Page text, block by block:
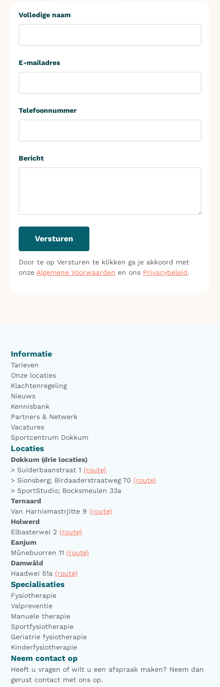
Volledige naam
E-mailadres
Telefoonnummer
Bericht
Door te op Versturen te klikken ga je akkoord met
onze Algemene Voorwaarden en ons Privacybeleid.
Informatie
Tarieven
Onze locaties
Klachtenregeling
Nieuws
Kennisbank
Partners & Netwerk
Vacatures
Sportcentrum Dokkum
Locaties
Dokkum (drie locaties)
> Suiderbaanstraat 1 (route)
> Sionsberg; Birdaaderstraatweg 70 (route)
> SportStudio; Bocksmeulen 33a
Ternaard
Van Harnixmastrjitte 9 (route)
Holwerd
Elbasterwei 2 (route)
Eanjum
Mûnebuorren 11 (route)
Damwâld
Haadwei 51a (route)
Specialisaties
Fysiotherapie
Valpreventie
Manuele therapie
Sportfysiotherapie
Geriatrie fysiotherapie
Kinderfysiotherapie
Neem contact op
Heeft u vragen of wilt u een afspraak maken? Neem dan
gerust contact met ons op.